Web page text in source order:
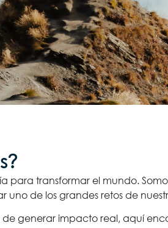
para transformar el mundo.
de los grandes retos de
generar impacto real, aquí